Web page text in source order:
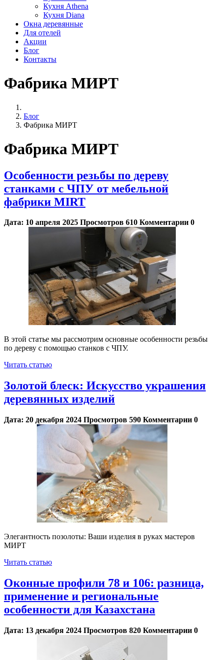
Кухня Athena
Кухня Diana
Окна деревянные
Для отелей
Акции
Блог
Контакты
Фабрика МИРТ
Блог
Фабрика МИРТ
Фабрика МИРТ
Особенности резьбы по дереву
станками с ЧПУ от мебельной
фабрики MIRT
Дата: 10 апреля 2025 Просмотров 610 Комментарии 0
В этой статье мы рассмотрим основные особенности резьбы
по дереву с помощью станков с ЧПУ.
Читать статью
Золотой блеск: Искусство украшения
деревянных изделий
Дата: 20 декабря 2024 Просмотров 590 Комментарии 0
Элегантность позолоты: Ваши изделия в руках мастеров
МИРТ
Читать статью
Оконные профили 78 и 106: разница,
применение и региональные
особенности для Казахстана
Дата: 13 декабря 2024 Просмотров 820 Комментарии 0